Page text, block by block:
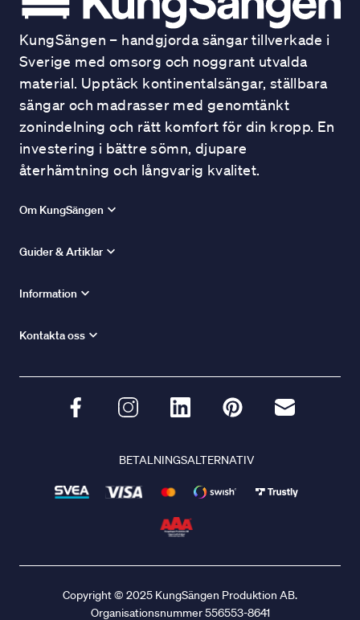
KungSängen – handgjorda sängar tillverkade i
Sverige med omsorg och noggrant utvalda
material. Upptäck kontinentalsängar, ställbara
sängar och madrasser med genomtänkt
zonindelning och rätt komfort för din kropp. En
investering i bättre sömn, djupare
återhämtning och långvarig kvalitet.
Om KungSängen
Guider & Artiklar
Information
Kontakta oss
BETALNINGSALTERNATIV
Copyright © 2025 KungSängen Produktion AB.
Organisationsnummer 556553-8641